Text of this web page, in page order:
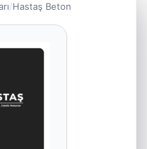
Hastaş Beton